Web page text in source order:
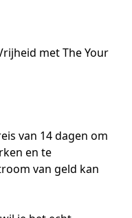
met The Your
van 14 dagen om
en te
van geld kan